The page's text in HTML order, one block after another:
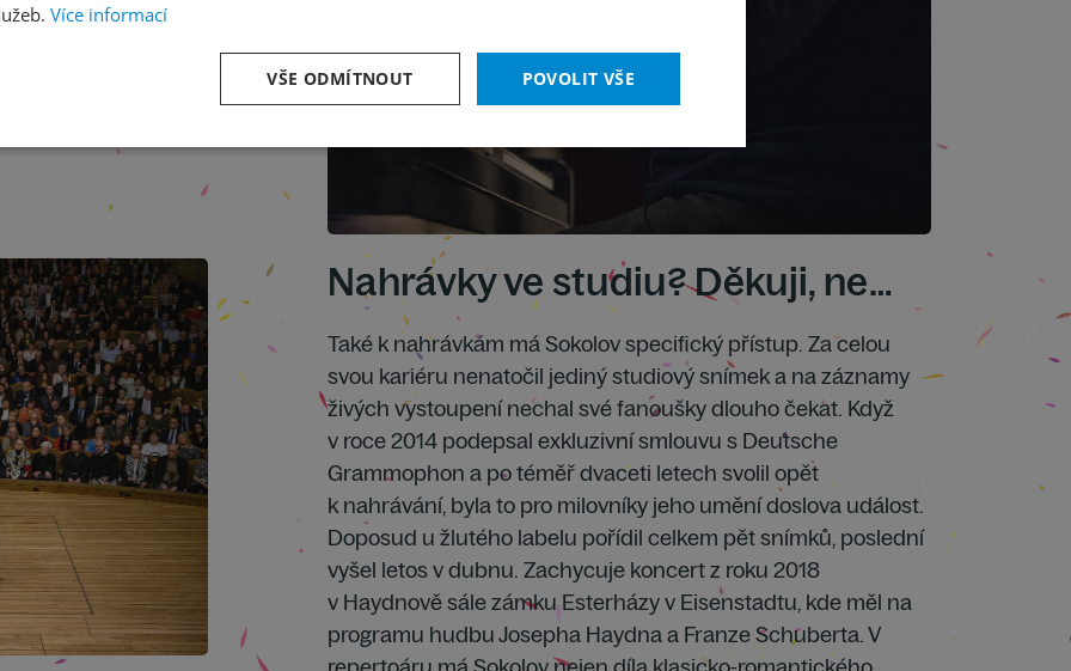
Nahrávky ve studiu? Děkuji, ne…
Také k nahrávkám má Sokolov specifický přístup. Za celou
svou kariéru nenatočil jediný studiový snímek a na záznamy
živých vystoupení nechal své fanoušky dlouho čekat. Když
v roce 2014 podepsal exkluzivní smlouvu s Deutsche
Grammophon a po téměř dvaceti letech svolil opět
k nahrávání, byla to pro milovníky jeho umění doslova událost.
Doposud u žlutého labelu pořídil celkem pět snímků, poslední
vyšel letos v dubnu. Zachycuje koncert z roku 2018
v Haydnově sále zámku Esterházy v Eisenstadtu, kde měl na
programu hudbu Josepha Haydna a Franze Schuberta. V
Více informací
POVOLIT VŠE
VŠE ODMÍTNOUT